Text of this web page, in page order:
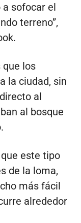
a sofocar el
terreno”,
que los
la ciudad, sin
al
al bosque
este tipo
de la loma,
más fácil
alrededor